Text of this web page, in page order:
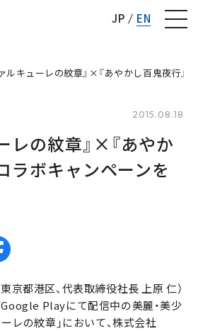
JP EN
ルキューレの紋章』×『あやかし百鬼夜行』
2015.08.18
レの紋章』×『あやか
ラボキャンペーンを
京都港区、代表取締役社長 上原 仁）
Playにて配信中の美麗・美少
レの紋章」において、株式会社